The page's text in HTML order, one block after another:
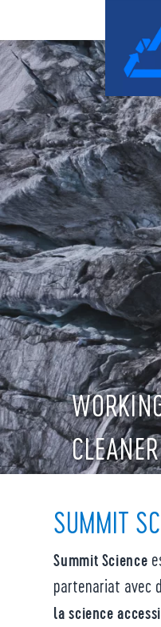
SUMMIT
Summit Science
partenariat avec
la science